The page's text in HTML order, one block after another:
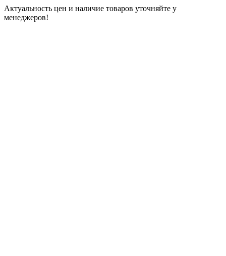
Актуальность цен и наличие товаров уточняйте у
менеджеров!